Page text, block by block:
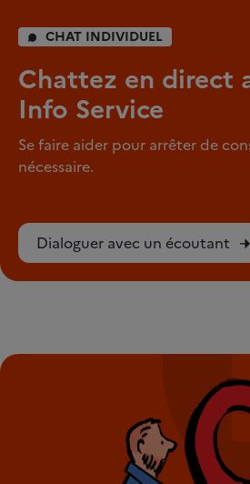
CHAT INDIVIDUEL
Chattez en direct
Info Service
Se faire aider pour arrêter de
nécessaire.
Dialoguer avec un écoutant